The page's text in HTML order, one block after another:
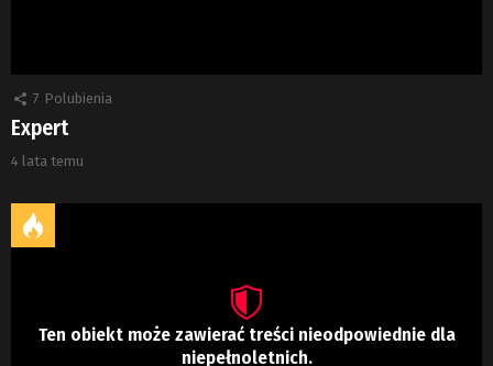
7 Polubienia
Expert
4 lata temu
Ten obiekt może zawierać treści nieodpowiednie dla
niepełnoletnich.